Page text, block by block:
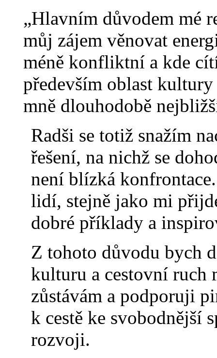
„Hlavním důvodem mé
můj zájem věnovat
méně konfliktní a kde
především oblast
mně dlouhodobě
Radši se totiž snažím
řešení, na nichž se
není blízká
lidí, stejně jako mi
dobré příklady a
Z tohoto důvodu bych
kulturu a cestovní ruch
zůstávám a podporuji
k cestě ke svobodnější
rozvoji.